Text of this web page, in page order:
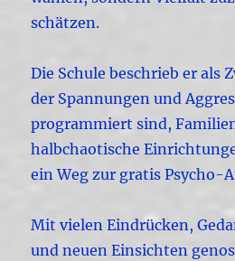
schätzen.
Die Schule beschrieb er als
der Spannungen und
programmiert sind,
halbchaotische
ein Weg zur gratis Psycho-
Mit vielen Eindrücken,
und neuen Einsichten